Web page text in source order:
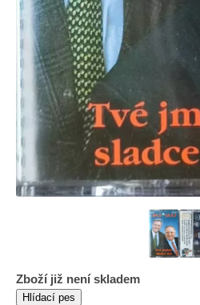
Zboží již není skladem